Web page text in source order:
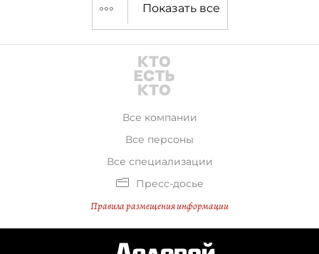
Показать все
Все компании
Все персоны
Все специализации
Пресс-досье
Правила размещения информации